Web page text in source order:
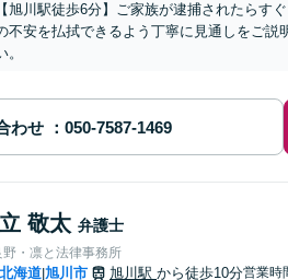
【旭川駅徒歩6分】ご家族が逮捕されたらす
不安を払拭できるよう丁寧に見通しをご説
。
わせ
敬太 弁護士
野・凛と法律事務所
北海道|旭川市 旭川駅 から徒歩10分営業時